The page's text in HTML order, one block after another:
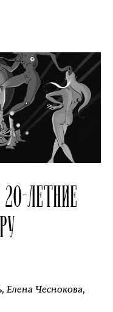
ЛЕТНИЕ
,Елена Чеснокова,